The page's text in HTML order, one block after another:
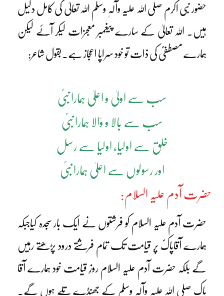
حضور نبی اکرم صلی اللہ علیہ وآلہٖ وسلم اللہ تعالیٰ کی کامل دلیل
ہیں۔ اللہ تعالیٰ کے سارے پیغمبر معجزات لیکر آئے لیکن
ہمارے مصطفیؐ کی ذات تو خود سراپا اعجاز ہے۔بقول شاعر:
سب سے اولیٰ و اعلیٰ ہمارا نبیؐ
سب سے بالا و وَالا ہمارا نبیؐ
خلق سے اولیا، اولیا سے رسل
اور رسولوں سے اعلیٰ ہمارا نبیؐ
حضرت آدم علیہ السلام:
حضرت آدم علیہ السلام کو فرشتوں نے ایک بار سجدہ کیاجبکہ
ہمارے آقاپاکؐ پر قیامت تک تمام فرشتے درود پڑھتے رہیں
گے بلکہ حضرت آدم علیہ السلام روزِ قیامت خود ہمارے آقا
پاک صلی اللہ علیہ وآلہٖ وسلم کے جھنڈے تلے ہوں گے۔